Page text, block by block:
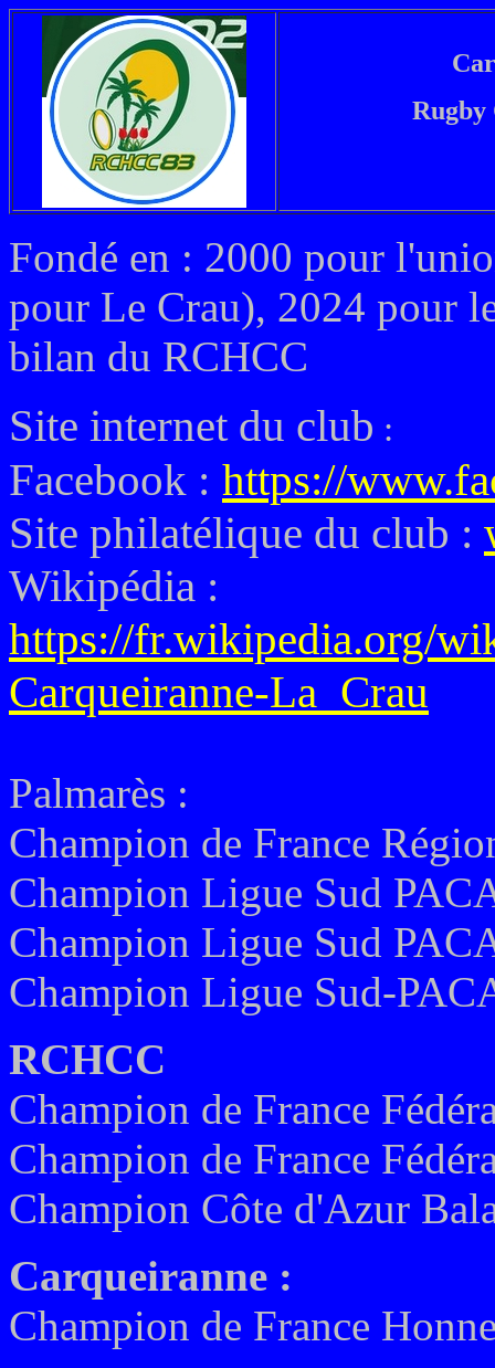
Fondé en : 2000 pour
pour Le Crau), 2024 pour
bilan du RCHCC
Site internet du club :
Facebook : https://
Site philatélique du club :
Wikipédia :
https://fr.wikipedia.org/
Carqueiranne-La_Crau
Palmarès :
Champion de France
Champion Ligue Sud
Champion Ligue Sud
Champion Ligue Sud-
RCHCC
Champion de France
Champion de France
Champion Côte d'Azur
Carqueiranne :
Champion de France